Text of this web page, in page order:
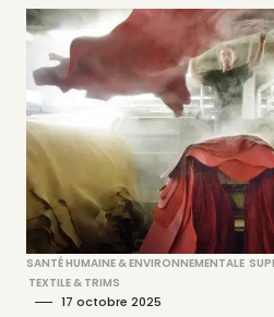
SANTÉ HUMAINE & ENVIRONNEMENTALE
TEXTILE & TRIMS
17 octobre 2025